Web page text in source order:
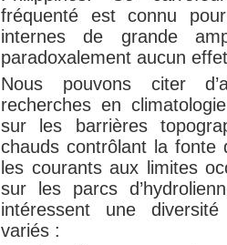
fréquenté est connu
internes de grande
paradoxalement aucun
Nous pouvons citer
recherches en
sur les barrières
chauds contrôlant la fonte
les courants aux limites
sur les parcs
intéressent une
variés :